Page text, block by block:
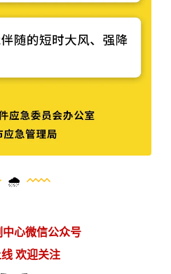
🌧️
心微信公众号
欢迎关注